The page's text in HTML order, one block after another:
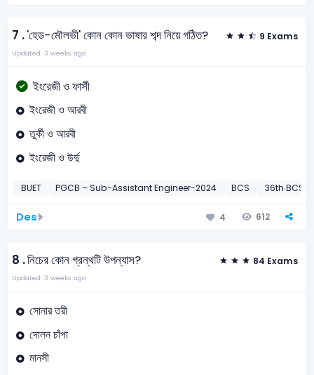
7 .'হেড-মৌলভী' কোন কোন ভাষার শব্দ নিয়ে গঠিত? 9 Exams
Updated: 3 weeks ago
ইংরেজী ও ফার্সী
ইংরেজী ও আরবী
তুর্কী ও আরবী
ইংরেজী ও উর্দু
BUET PGCB – Sub-Assistant Engineer-2024 BCS 36th BCS
Des 4 612
8 .নিচের কোন গ্রন্থটি উপন্যাস? 84 Exams
Updated: 3 weeks ago
সোনার তরী
দোলন চাঁপা
মানসী